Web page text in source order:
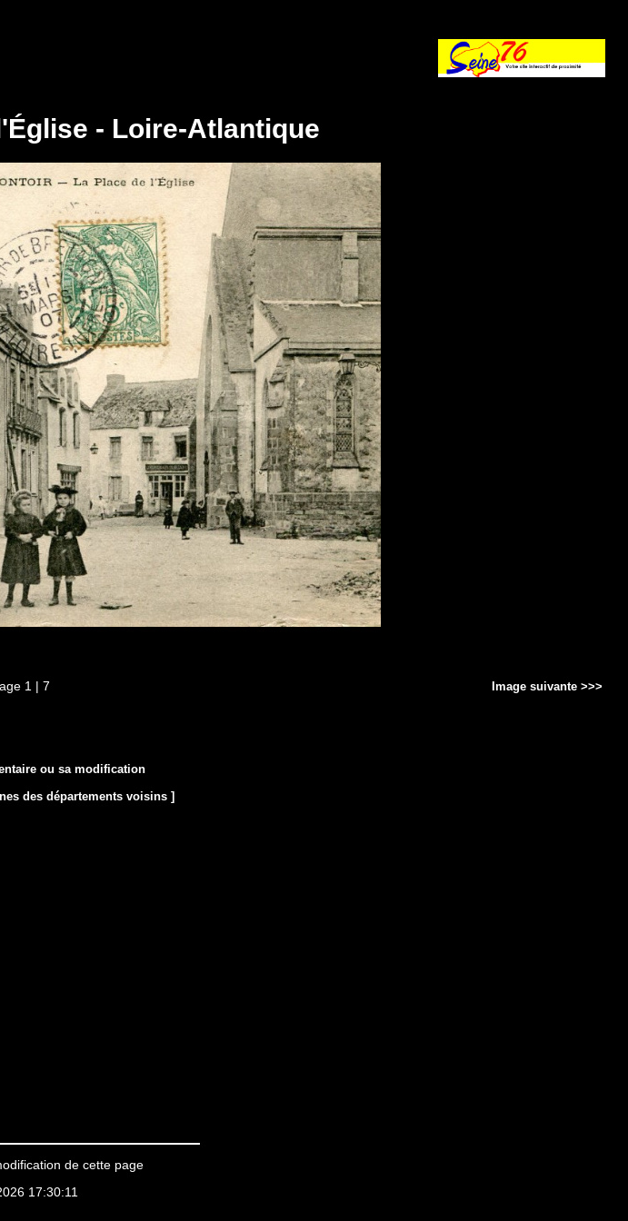
- Loire-Atlantique
1 | 7 Image suivante >>>
ou sa modification
des départements voisins ]
de cette page
17:30:11